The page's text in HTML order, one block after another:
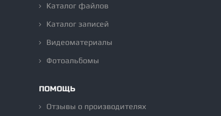
Каталог файлов
Каталог записей
Видеоматериалы
Фотоальбомы
ПОМОЩЬ
Отзывы о производителях